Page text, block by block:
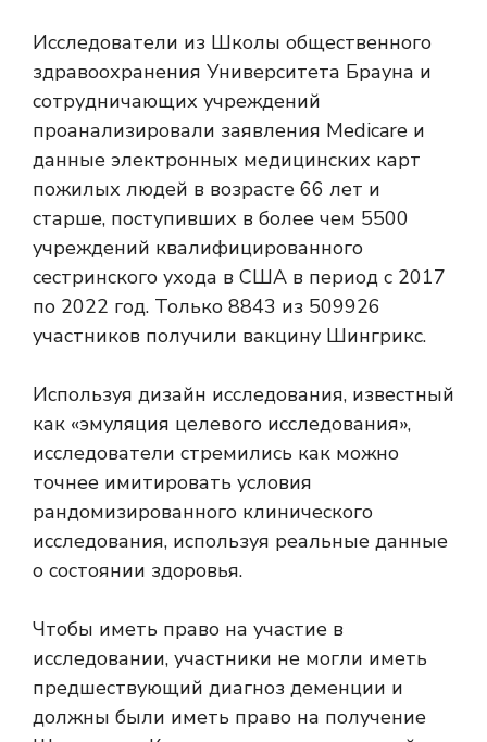
Исследователи из Школы общественного
здравоохранения Университета Брауна и
сотрудничающих учреждений
проанализировали заявления Medicare и
данные электронных медицинских карт
пожилых людей в возрасте 66 лет и
старше, поступивших в более чем 5500
учреждений квалифицированного
сестринского ухода в США в период с 2017
по 2022 год. Только 8843 из 509926
участников получили вакцину Шингрикс.
Используя дизайн исследования, известный
как «эмуляция целевого исследования»,
исследователи стремились как можно
точнее имитировать условия
рандомизированного клинического
исследования, используя реальные данные
о состоянии здоровья.
Чтобы иметь право на участие в
исследовании, участники не могли иметь
предшествующий диагноз деменции и
должны были иметь право на получение